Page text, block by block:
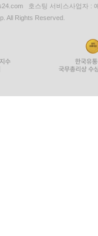
호스팅 서비스사업자 :
All Rights Reserved.